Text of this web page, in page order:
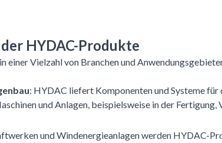
HYDAC-Produkte
einer Vielzahl von Branchen und
: HYDAC liefert Komponenten und Systeme für
und Anlagen, beispielsweise in der Fertigung,
und Windenergieanlagen werden HYDAC-